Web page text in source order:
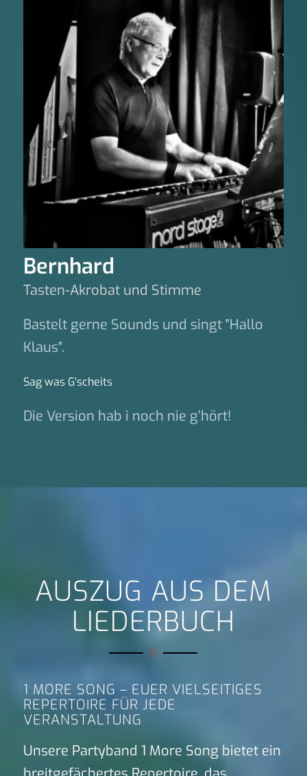
Bernhard
Tasten-Akrobat und Stimme
Bastelt gerne Sounds und singt "Hallo
Klaus".
Sag was G‘scheits
Die Version hab i noch nie g’hört!
AUSZUG AUS DEM
LIEDERBUCH
1 MORE SONG – EUER VIELSEITIGES
REPERTOIRE FÜR JEDE
VERANSTALTUNG
Unsere Partyband 1 More Song bietet ein